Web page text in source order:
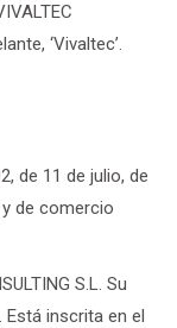
‘Vivaltec’.
de 11 de julio, de
de comercio
S.L. Su
Está inscrita en el